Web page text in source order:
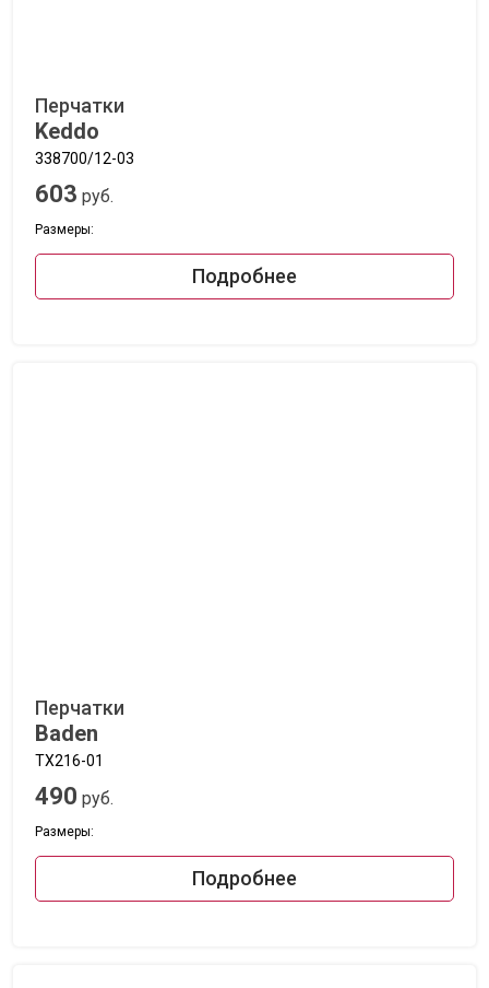
Перчатки
Keddo
338700/12-03
603 руб.
Размеры:
Подробнее
Перчатки
Baden
TX216-01
490 руб.
Размеры:
Подробнее